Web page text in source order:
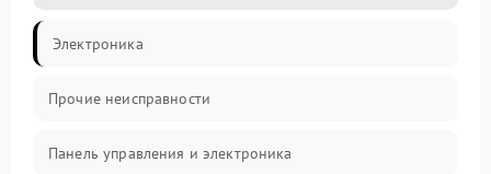
Электроника
Прочие неисправности
Панель управления и электроника